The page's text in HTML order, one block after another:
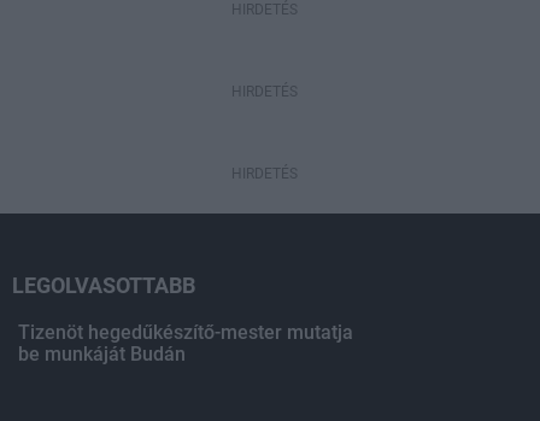
HIRDETÉS
HIRDETÉS
HIRDETÉS
LEGOLVASOTTABB
Tizenöt hegedűkészítő-mester mutatja
be munkáját Budán